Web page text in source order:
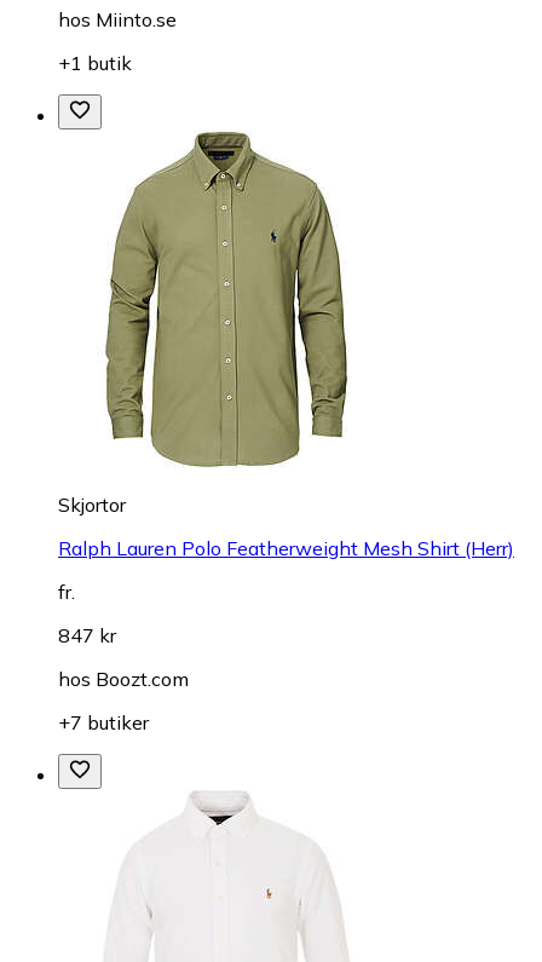
hos Miinto.se
+1 butik
Skjortor
Ralph Lauren Polo Featherweight Mesh Shirt (Herr)
fr.
847 kr
hos Boozt.com
+7 butiker